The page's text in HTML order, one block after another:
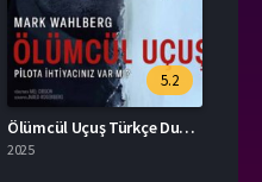
5.2
Ölümcül Uçuş Türkçe Dublaj İzle
2025